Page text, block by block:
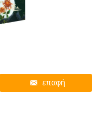
επαφή